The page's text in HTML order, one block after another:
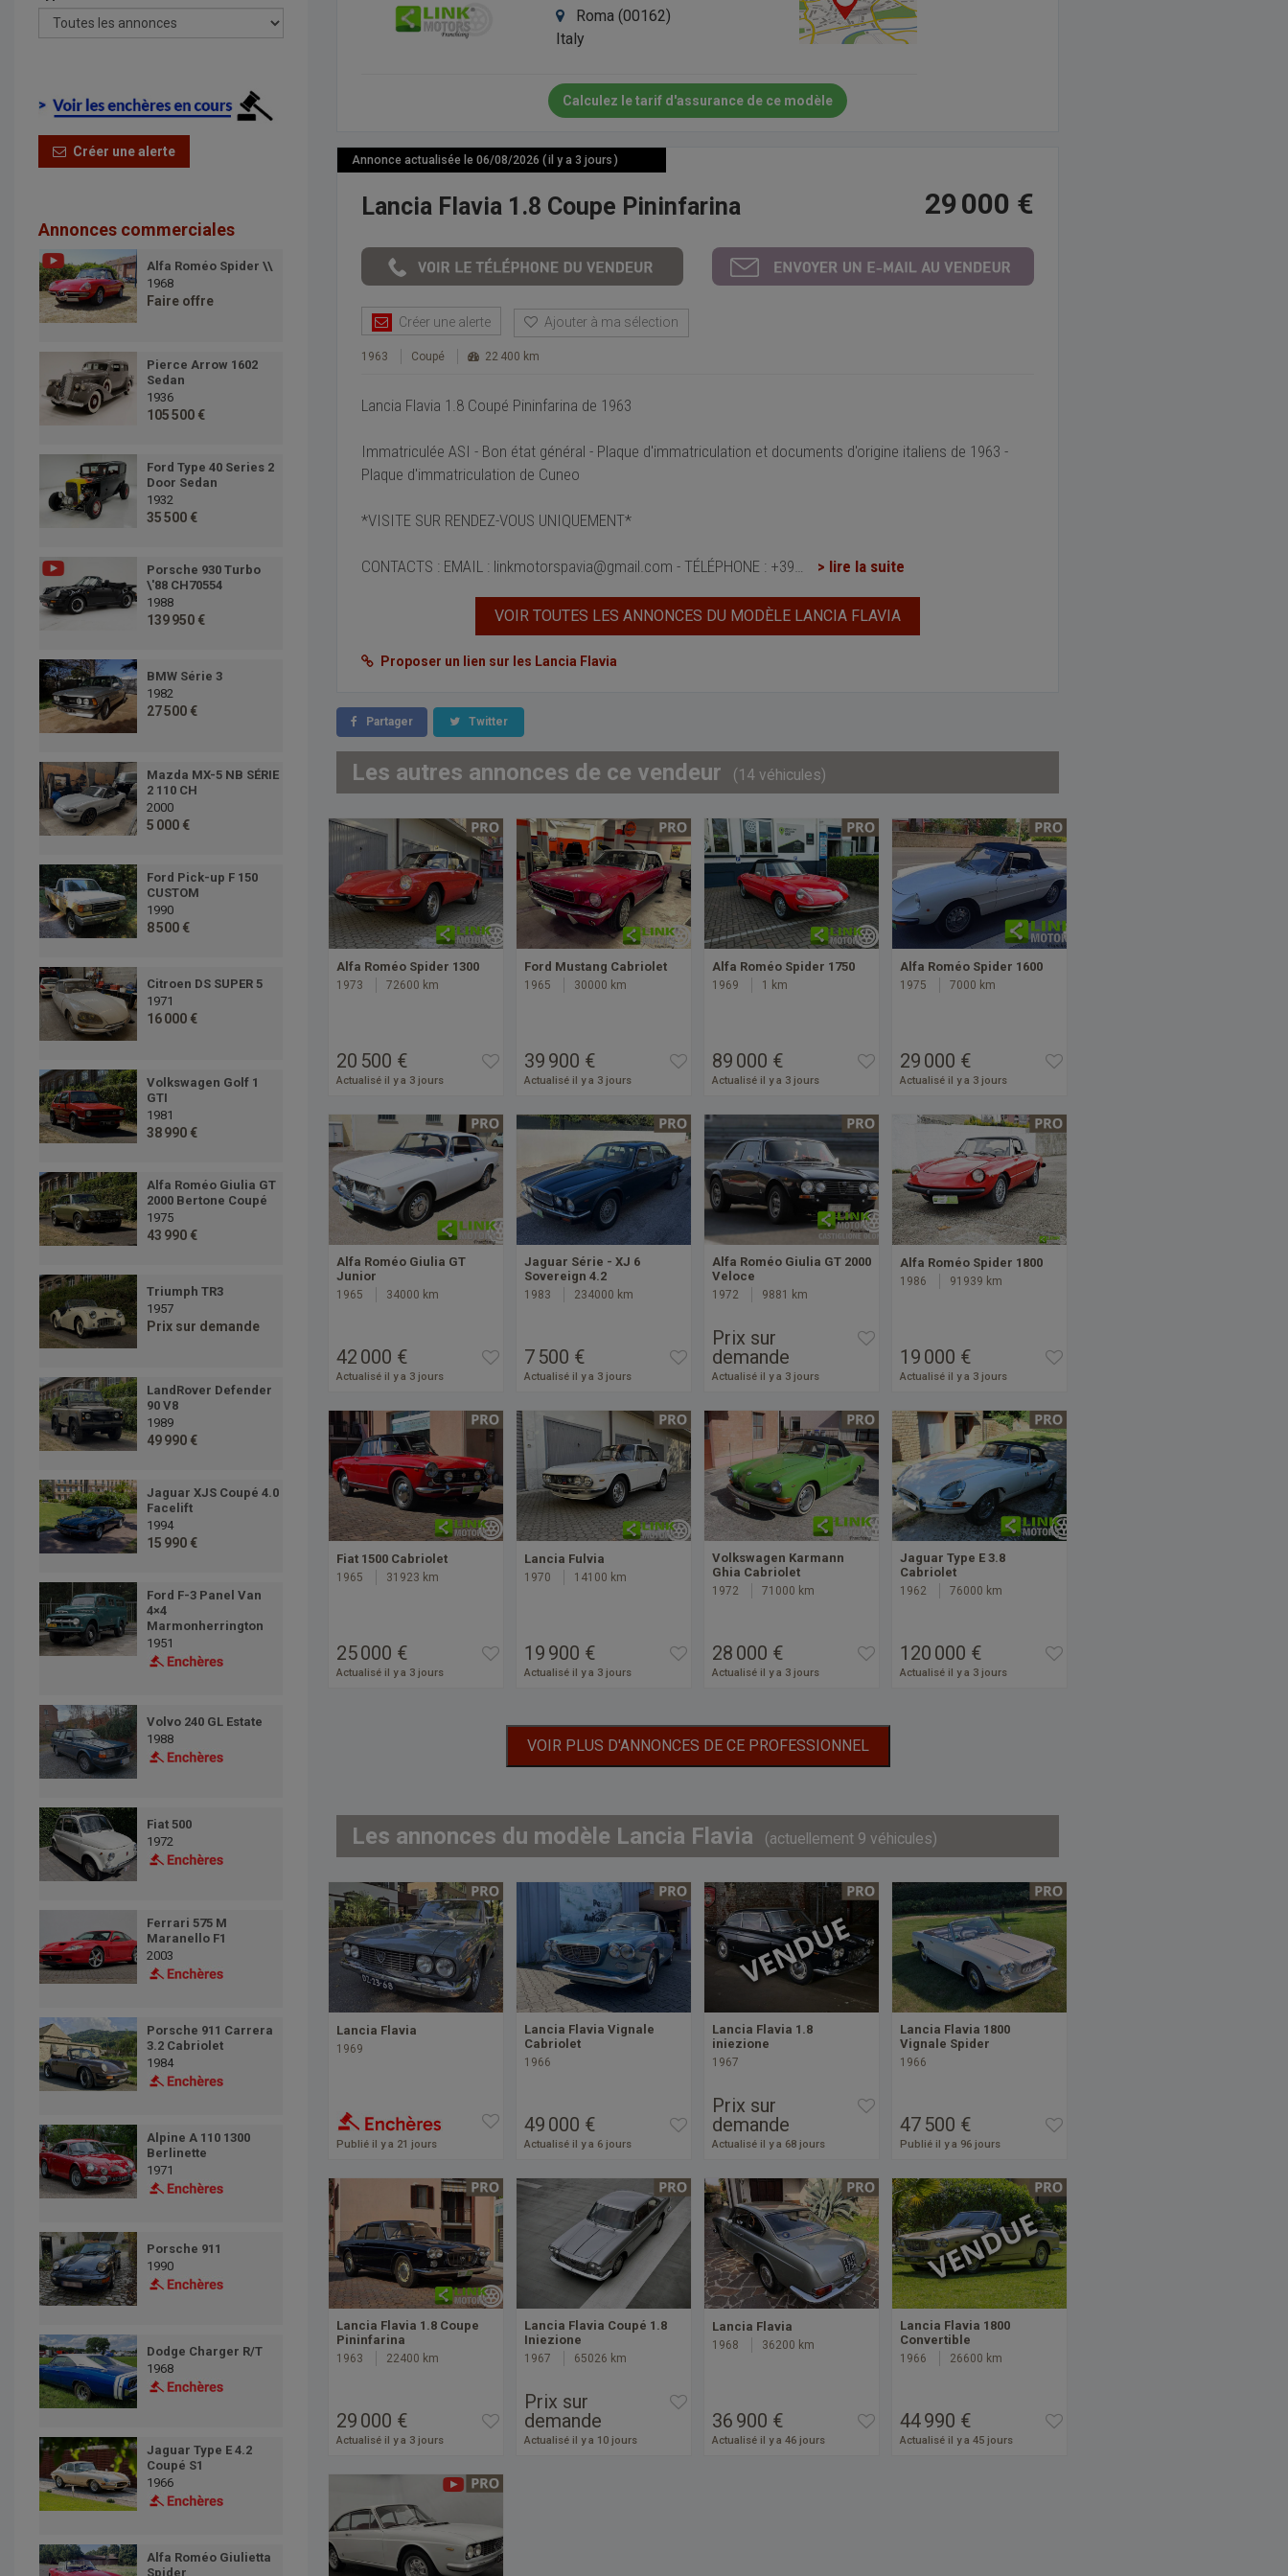
Créer une alerte
Annonces commerciales
Alfa Roméo Spider \\
1968
Faire offre
Pierce Arrow 1602
Sedan
1936
105 500 €
Ford Type 40 Series 2
Door Sedan
1932
35 500 €
Porsche 930 Turbo
\'88 CH70554
1988
139 950 €
BMW Série 3
1982
27 500 €
Mazda MX-5 NB SÉRIE
2 110 CH
2000
5 000 €
Ford Pick-up F 150
CUSTOM
1990
8 500 €
Citroen DS SUPER 5
1971
16 000 €
Volkswagen Golf 1
GTI
1981
38 990 €
Alfa Roméo Giulia GT
2000 Bertone Coupé
1975
43 990 €
Triumph TR3
1957
Prix sur demande
LandRover Defender
90 V8
1989
49 990 €
Jaguar XJS Coupé 4.0
Facelift
1994
15 990 €
Ford F-3 Panel Van
4×4
Marmonherrington
1951
Volvo 240 GL Estate
1988
Fiat 500
1972
Ferrari 575 M
Maranello F1
2003
Porsche 911 Carrera
3.2 Cabriolet
1984
Alpine A 110 1300
Berlinette
1971
Porsche 911
1990
Dodge Charger R/T
1968
Jaguar Type E 4.2
Coupé S1
1966
Alfa Roméo Giulietta
Spider
Roma (00162)
Italy
Calculez le tarif d'assurance de ce modèle
Annonce actualisée le 06/08/2026 ( il y a 3 jours )
Lancia Flavia 1.8 Coupe Pininfarina 29 000 €
Créer une alerte Ajouter à ma sélection
1963 Coupé 22 400 km
Lancia Flavia 1.8 Coupé Pininfarina de 1963
Immatriculée ASI - Bon état général - Plaque d'immatriculation et documents d'origine italiens de 1963 -
Plaque d'immatriculation de Cuneo
*VISITE SUR RENDEZ-VOUS UNIQUEMENT*
CONTACTS : EMAIL : linkmotorspavia@gmail.com - TÉLÉPHONE : +39 > lire la suite
VOIR TOUTES LES ANNONCES DU MODÈLE LANCIA FLAVIA
Proposer un lien sur les Lancia Flavia
Partager Twitter
Les autres annonces de ce vendeur (14 véhicules)
Alfa Roméo Spider 1300
1973 72600 km
20 500 €
Actualisé il y a 3 jours
Ford Mustang Cabriolet
1965 30000 km
39 900 €
Actualisé il y a 3 jours
Alfa Roméo Spider 1750
1969 1 km
89 000 €
Actualisé il y a 3 jours
Alfa Roméo Spider 1600
1975 7000 km
29 000 €
Actualisé il y a 3 jours
Alfa Roméo Giulia GT
Junior
1965 34000 km
42 000 €
Actualisé il y a 3 jours
Jaguar Série - XJ 6
Sovereign 4.2
1983 234000 km
7 500 €
Actualisé il y a 3 jours
Alfa Roméo Giulia GT 2000
Veloce
1972 9881 km
Prix sur
demande
Actualisé il y a 3 jours
Alfa Roméo Spider 1800
1986 91939 km
19 000 €
Actualisé il y a 3 jours
Fiat 1500 Cabriolet
1965 31923 km
25 000 €
Actualisé il y a 3 jours
Lancia Fulvia
1970 14100 km
19 900 €
Actualisé il y a 3 jours
Volkswagen Karmann
Ghia Cabriolet
1972 71000 km
28 000 €
Actualisé il y a 3 jours
Jaguar Type E 3.8
Cabriolet
1962 76000 km
120 000 €
Actualisé il y a 3 jours
VOIR PLUS D'ANNONCES DE CE PROFESSIONNEL
Les annonces du modèle Lancia Flavia (actuellement 9 véhicules)
Lancia Flavia
1969
Publié il y a 21 jours
Lancia Flavia Vignale
Cabriolet
1966
49 000 €
Actualisé il y a 6 jours
Lancia Flavia 1.8
iniezione
1967
Prix sur
demande
Actualisé il y a 68 jours
Lancia Flavia 1800
Vignale Spider
1966
47 500 €
Publié il y a 96 jours
Lancia Flavia 1.8 Coupe
Pininfarina
1963 22400 km
29 000 €
Actualisé il y a 3 jours
Lancia Flavia Coupé 1.8
Iniezione
1967 65026 km
Prix sur
demande
Actualisé il y a 10 jours
Lancia Flavia
1968 36200 km
36 900 €
Actualisé il y a 46 jours
Lancia Flavia 1800
Convertible
1966 26600 km
44 990 €
Actualisé il y a 45 jours